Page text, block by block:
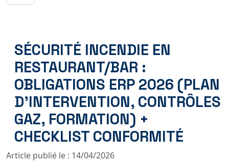
SÉCURITÉ INCENDIE EN
RESTAURANT/BAR :
OBLIGATIONS ERP 2026 (PLAN
D’INTERVENTION, CONTRÔLES
GAZ, FORMATION) +
CHECKLIST CONFORMITÉ
Article publié le : 14/04/2026